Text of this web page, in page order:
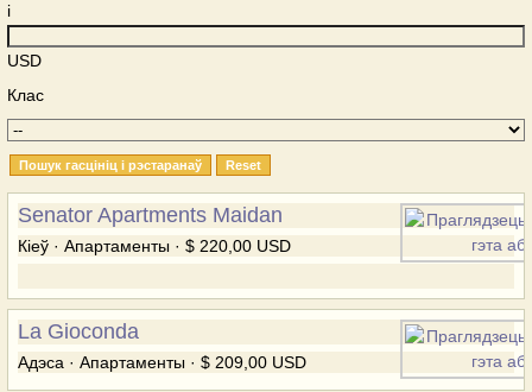
і
USD
Клас
Senator Apartments Maidan
Кіеў · Апартаменты · $ 220,00 USD
La Gioconda
Адэса · Апартаменты · $ 209,00 USD